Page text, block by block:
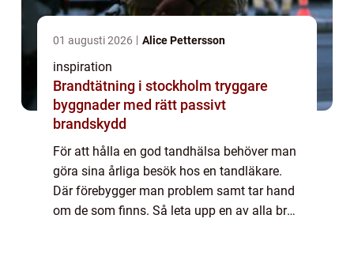
01 augusti 2026 Alice Pettersson
inspiration
Brandtätning i stockholm tryggare
byggnader med rätt passivt
brandskydd
För att hålla en god tandhälsa behöver man
göra sina årliga besök hos en tandläkare.
Där förebygger man problem samt tar hand
om de som finns. Så leta upp en av alla bra